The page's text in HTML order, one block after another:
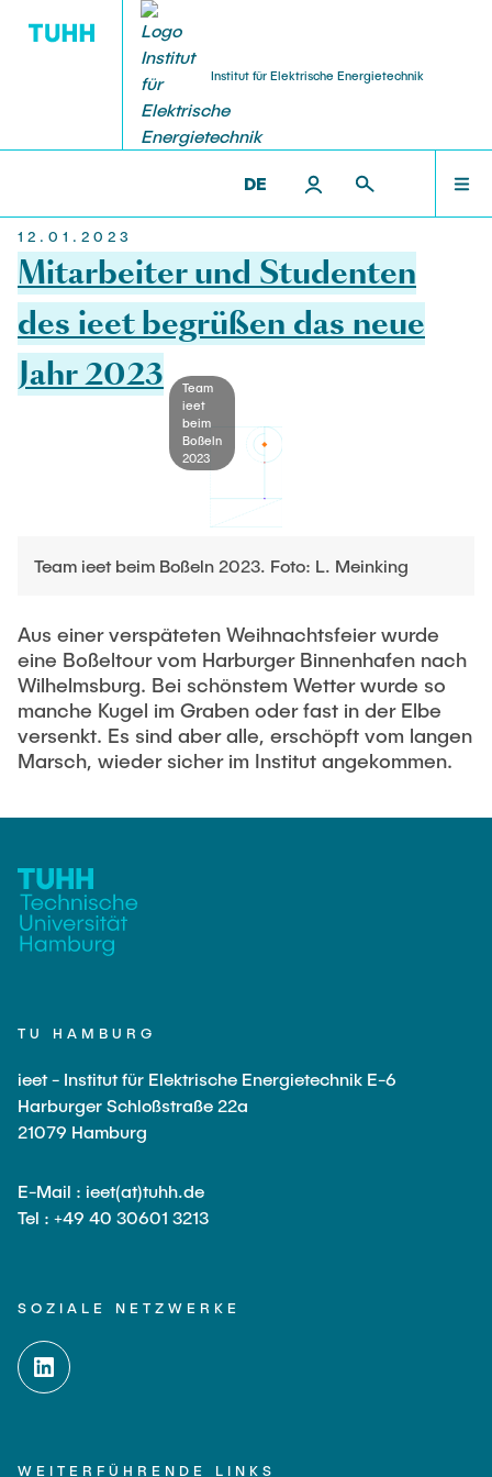
Institut für Elektrische Energietechnik
DE
FORSCHUNG
Forschungsgruppen
Forschungsprojekte
Publikationen
LEHRE
Lehrveranstaltungen
Studentische Arbeiten
Offene
Laufende
Professoren
Oberingenieur
Geschäftszimmer
Externe Doktoranden
KONTAKT
12.01.2023
Mitarbeiter und Studenten
des ieet begrüßen das neue
Jahr 2023
Team
ieet
beim
Boßeln
2023
Team ieet beim Boßeln 2023. Foto: L. Meinking
Aus einer verspäteten Weihnachtsfeier wurde
eine Boßeltour vom Harburger Binnenhafen nach
Wilhelmsburg. Bei schönstem Wetter wurde so
manche Kugel im Graben oder fast in der Elbe
versenkt. Es sind aber alle, erschöpft vom langen
Marsch, wieder sicher im Institut angekommen.
TU HAMBURG
ieet - Institut für Elektrische Energietechnik E-6
Harburger Schloßstraße 22a
21079 Hamburg
E-Mail : ieet(at)tuhh.de
Tel : +49 40 30601 3213
SOZIALE NETZWERKE
WEITERFÜHRENDE LINKS